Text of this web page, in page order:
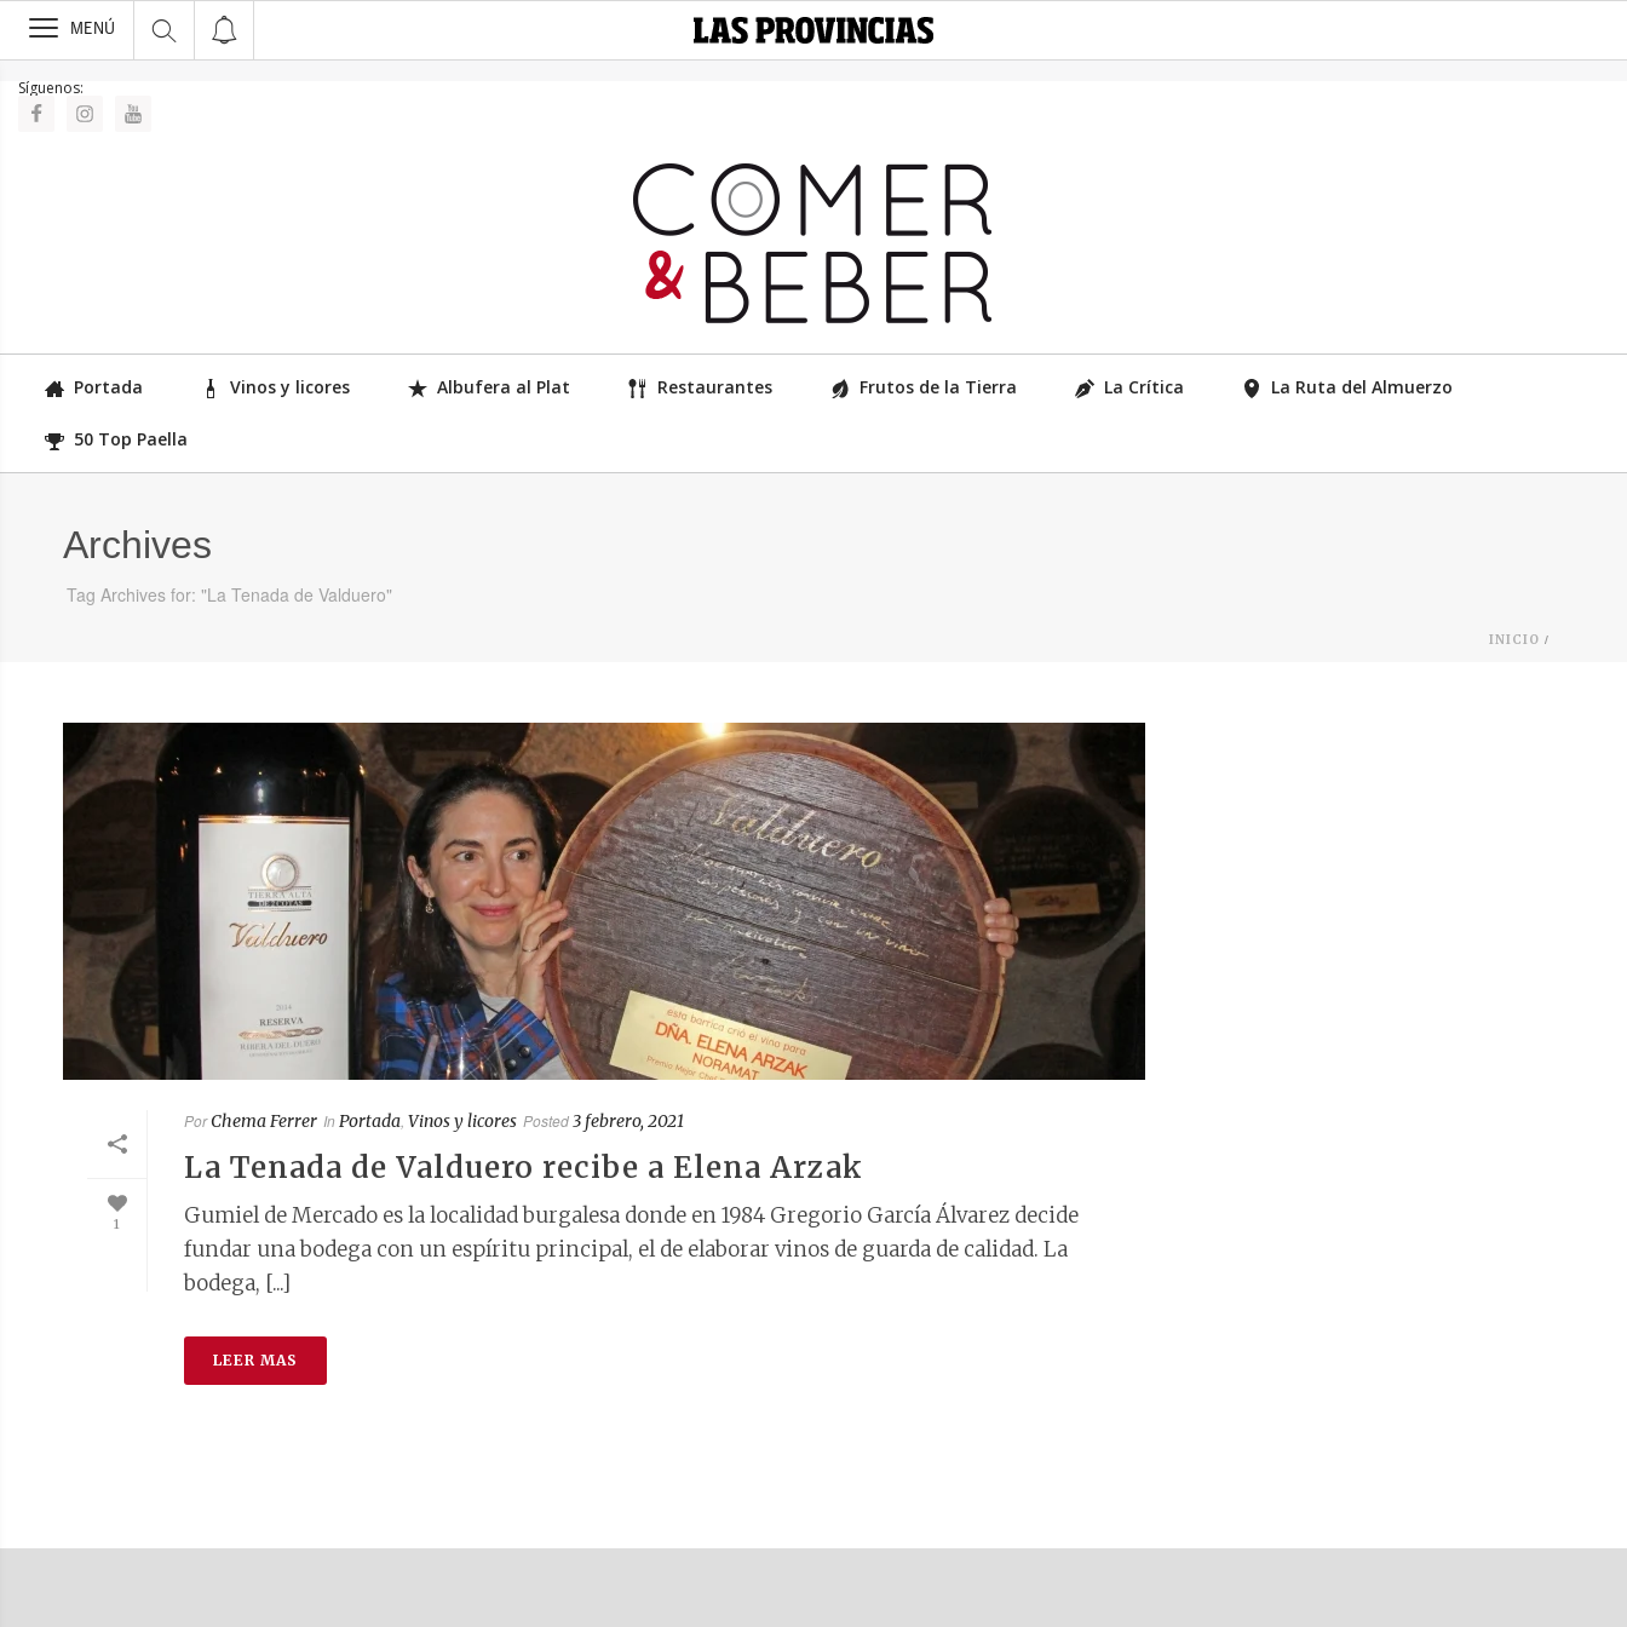
>
MENÚ
Síguenos:
Portada Vinos y licores Albufera al Plat Restaurantes Frutos de la Tierra La Crítica La Ruta del Almuerzo
50 Top Paella
Archives
Tag Archives for: "La Tenada de Valduero"
INICIO /
1
PorChema Ferrer In Portada Vinos y licores Posted3 febrero, 2021
La Tenada de Valduero recibe a Elena Arzak
Gumiel de Mercado es la localidad burgalesa donde en 1984 Gregorio García Álvarez decide
fundar una bodega con un espíritu principal, el de elaborar vinos de guarda de calidad. La
bodega, [...]
LEER MAS